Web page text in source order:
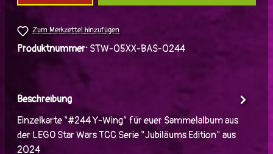
Zum Merkzettel hinzufügen
Produktnummer: STW-05XX-BAS-0244
Beschreibung
Einzelkarte "#244 Y-Wing" für euer Sammelalbum aus
der LEGO Star Wars TCC Serie "Jubiläums Edition" aus
2024